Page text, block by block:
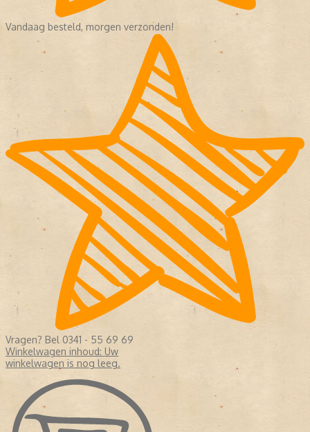
Vandaag besteld, morgen verzonden!
Vragen? Bel 0341 - 55 69 69
Winkelwagen inhoud: Uw
winkelwagen is nog leeg.